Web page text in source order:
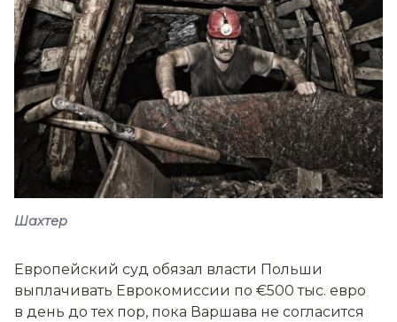
Шахтер
Европейский суд обязал власти Польши
выплачивать Еврокомиссии по €500 тыс. евро
в день до тех пор, пока Варшава не согласится